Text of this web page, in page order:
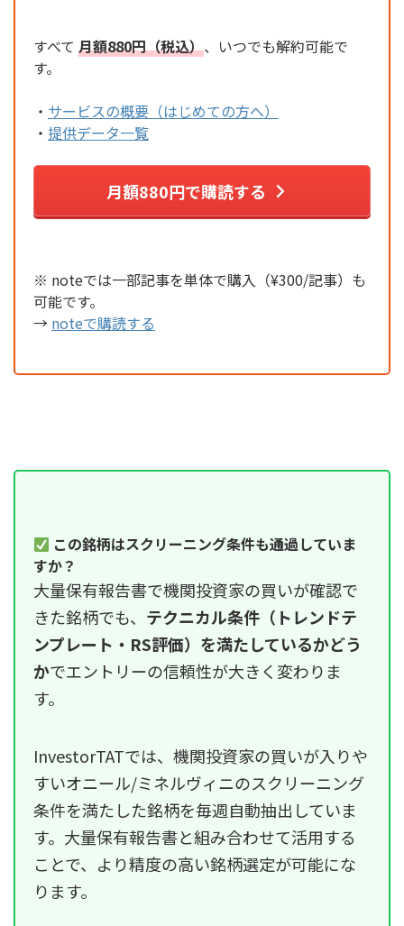
すべて 月額880円（税込）、いつでも解約可能で
す。
・ サービスの概要（はじめての方へ）
・ 提供データ一覧
月額880円で購読する
※ noteでは一部記事を単体で購入（¥300/記事）も
可能です。
→ noteで購読する
この銘柄はスクリーニング条件も通過していま
すか？
大量保有報告書で機関投資家の買いが確認で
きた銘柄でも、 テクニカル条件（トレンドテ
ンプレート・RS評価）を満たしているかどう
かでエントリーの信頼性が大きく変わりま
す。
InvestorTATでは、機関投資家の買いが入りや
すいオニール/ミネルヴィニのスクリーニング
条件を満たした銘柄を毎週自動抽出していま
す。大量保有報告書と組み合わせて活用する
ことで、より精度の高い銘柄選定が可能にな
ります。